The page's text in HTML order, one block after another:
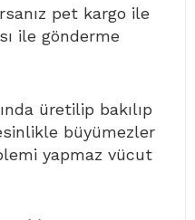
pet kargo ile
ile gönderme
üretilip bakılıp
büyümezler
yapmaz vücut